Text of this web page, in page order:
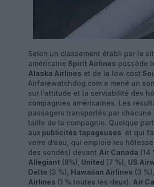
Selon un classement établi par le
américaine Spirit Airlines possède
Alaska Airlines et de la low cost
Airfarewatchdog.com a mené un
sur l’attitude et la serviabilité des
compagnies américaines. Les
passagers transportés par
taille de la compagnie. Quelque
aux publicités tapageuses et qui
verre d’eau, qui emploie les
des sondés) devant Air Canada (14
Allegiant (8%), United (7 %), US
Delta (3 %), Hawaiian Airlines (3 %),
Airlines (1 % toutes les deux). Air